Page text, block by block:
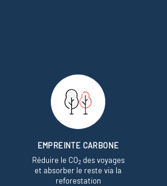
EMPREINTE CARBONE
Réduire le CO2des voyages
et absorber le reste via la
reforestation